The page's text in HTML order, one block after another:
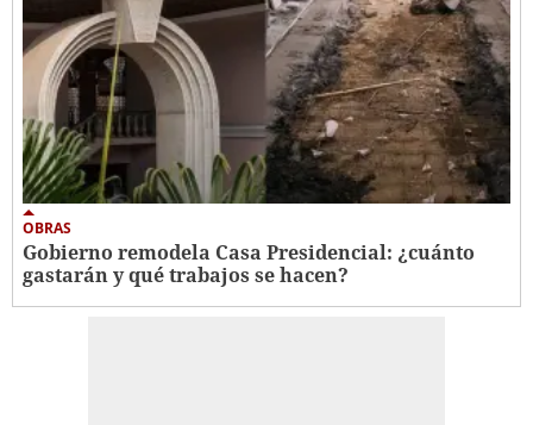
OBRAS
Gobierno remodela Casa Presidencial: ¿cuánto
gastarán y qué trabajos se hacen?